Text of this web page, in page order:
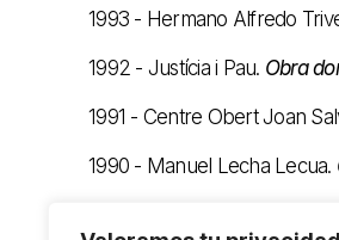
1993 - Hermano Alfredo
1992 - Justícia i Pau. Obra
1991 - Centre Obert Joan
1990 - Manuel Lecha Lecua.